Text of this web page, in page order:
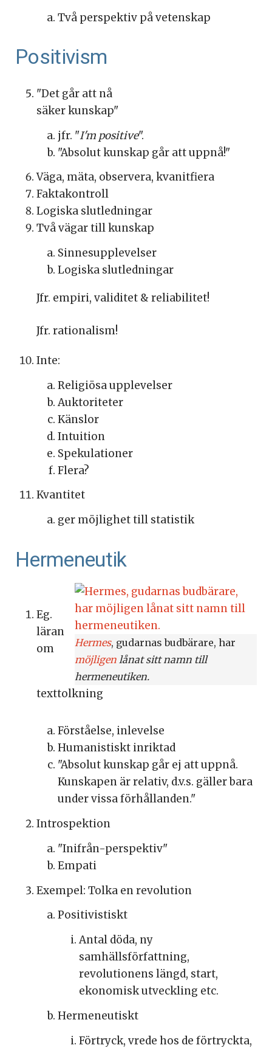
Två perspektiv på vetenskap
Positivism
"Det går att nå
säker kunskap"
jfr. "I'm positive".
"Absolut kunskap går att uppnå!"
Väga, mäta, observera, kvanitfiera
Faktakontroll
Logiska slutledningar
Två vägar till kunskap
Sinnesupplevelser
Logiska slutledningar
Jfr. empiri, validitet & reliabilitet!
Jfr. rationalism!
Inte:
Religiösa upplevelser
Auktoriteter
Känslor
Intuition
Spekulationer
Flera?
Kvantitet
ger möjlighet till statistik
Hermeneutik
Hermes, gudarnas budbärare, har
möjligen lånat sitt namn till
hermeneutiken.
Eg.
läran
om
texttolkning
Förståelse, inlevelse
Humanistiskt inriktad
"Absolut kunskap går ej att uppnå.
Kunskapen är relativ, d.v.s. gäller bara
under vissa förhållanden."
Introspektion
"Inifrån-perspektiv"
Empati
Exempel: Tolka en revolution
Positivistiskt
Antal döda, ny
samhällsförfattning,
revolutionens längd, start,
ekonomisk utveckling etc.
Hermeneutiskt
Förtryck, vrede hos de förtryckta,